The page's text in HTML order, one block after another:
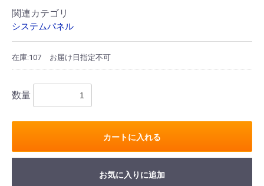
関連カテゴリ
システムパネル
在庫:107 お届け日指定不可
数量
カートに入れる
お買い物を続ける カートへ進む
お気に入りに追加